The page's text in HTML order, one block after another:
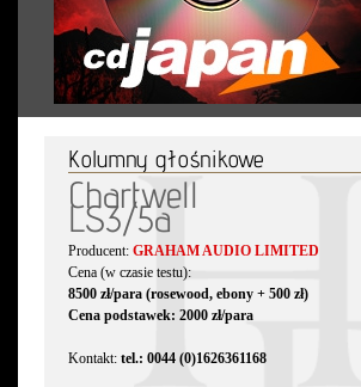
Kolumny głośnikowe
Chartwell
LS3/5a
Producent: GRAHAM AUDIO LIMITED
Cena (w czasie testu):
8500 zł/para (rosewood, ebony + 500 zł)
Cena podstawek: 2000 zł/para
Kontakt: tel.: 0044 (0)1626361168